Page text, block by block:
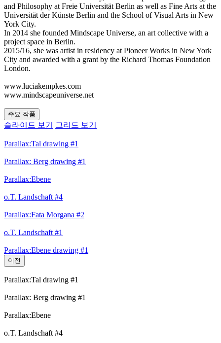
and Philosophy at Freie Universität Berlin as well as Fine Arts at the
Universität der Künste Berlin and the School of Visual Arts in New
York City.
In 2014 she founded Mindscape Universe, an art collective with a
project space in Berlin.
2015/16, she was artist in residency at Pioneer Works in New York
City and awarded with a grant by the Richard Thomas Foundation
London.
www.luciakempkes.com
www.mindscapeuniverse.net
주요 작품
슬라이드 보기 그리드 보기
Parallax:Tal drawing #1
Parallax: Berg drawing #1
Parallax:Ebene
o.T. Landschaft #4
Parallax:Fata Morgana #2
o.T. Landschaft #1
Parallax:Ebene drawing #1
이전
Parallax:Tal drawing #1
Parallax: Berg drawing #1
Parallax:Ebene
o.T. Landschaft #4